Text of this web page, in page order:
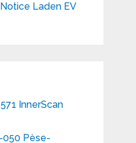
Notice Laden EV
InnerScan
050 Pèse-